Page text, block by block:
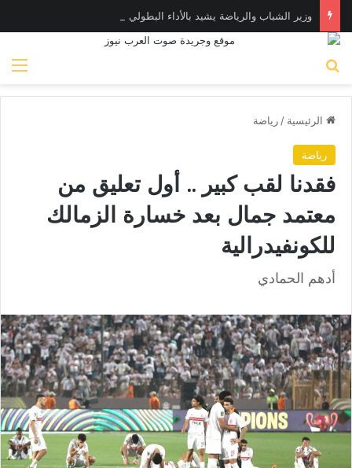
الرئيسية / رياضة
رياضة
فقدنا لقب كبير .. أول تعليق من
معتمد جمال بعد خسارة الزمالك
للكونفيدرالية
أدهم الحمادي